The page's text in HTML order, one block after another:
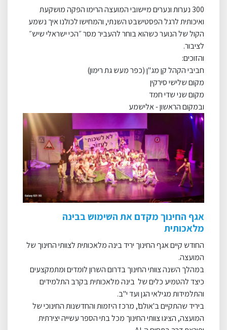
300 נערות ונערים מיישובי המועצה הרימו הפקה מושקעת
ואיכותית לרגל הפסטישבט השנתי, והמחישו לכולנו איך נשמע
הקול של הנוער כשהוא בוחר להעביר מסר ״הכי ישראלי שיש״
לציבור.
והזוכים:
חביבי הקהל קן מג"ן (כפר מעש גת רימון)
מקום שלישי סירקין
מקום שני שדי חמד
ובמקום הראשון - אלישמע
אגף החינוך מקדם את השימוש בבינה
מלאכותית
החודש קיים אגף החינוך יריד בינה מלאכותית לצוותי החינוך של
המועצה.
במהלך השנה צוותי החינוך בדרום השרון לומדים ומתמקצעים
כיצד להטמיע כלים של בינה מלאכותית בקרב התלמידים
והתלמידות מגילאי הגן ועד י"ב.
ביריד שהתקיים ב'אולם', מרכז היזמות והחדשנות החינוכי של
המועצה, הציגו צוותי החינוך מכל בתי הספר עשייה יצירתית